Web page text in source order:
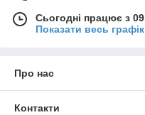
Сьогодні працює з
Показати весь
Про нас
Контакти